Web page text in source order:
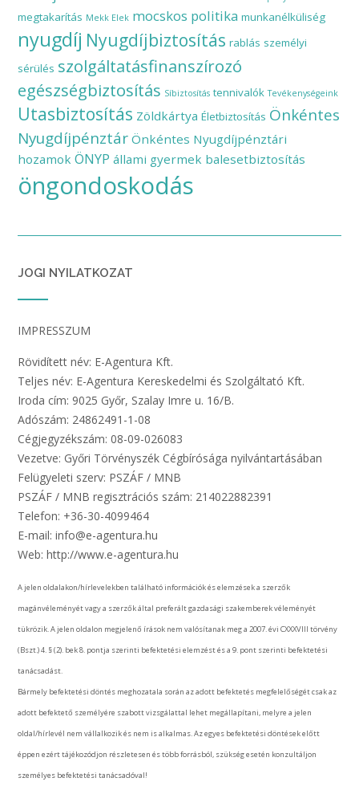
megtakarítás Mekk Elek mocskos politika munkanélküliség
nyugdíj Nyugdíjbiztosítás rablás személyi
sérülés szolgáltatásfinanszírozó
egészségbiztosítás Síbiztosítás tennivalók Tevékenységeink
Utasbiztosítás Zöldkártya Életbiztosítás Önkéntes
Nyugdíjpénztár Önkéntes Nyugdíjpénztári
hozamok ÖNYP állami gyermek balesetbiztosítás
öngondoskodás
JOGI NYILATKOZAT
IMPRESSZUM
Rövidített név: E-Agentura Kft.
Teljes név: E-Agentura Kereskedelmi és Szolgáltató Kft.
Iroda cím: 9025 Győr, Szalay Imre u. 16/B.
Adószám: 24862491-1-08
Cégjegyzékszám: 08-09-026083
Vezetve: Győri Törvényszék Cégbírósága nyilvántartásában
Felügyeleti szerv: PSZÁF / MNB
PSZÁF / MNB regisztrációs szám: 214022882391
Telefon: +36-30-4099464
E-mail: info@e-agentura.hu
Web: http://www.e-agentura.hu
A jelen oldalakon/hírlevelekben található információk és elemzések a szerzők
magánvéleményét vagy a szerzők által preferált gazdasági szakemberek véleményét
tükrözik. A jelen oldalon megjelenő írások nem valósítanak meg a 2007. évi CXXXVIII törvény
(Bszt.) 4. § (2). bek 8. pontja szerinti befektetési elemzést és a 9. pont szerinti befektetési
tanácsadást.
Bármely befektetési döntés meghozatala során az adott befektetés megfelelőségét csak az
adott befektető személyére szabott vizsgálattal lehet megállapítani, melyre a jelen
oldal/hírlevél nem vállalkozik és nem is alkalmas. Az egyes befektetési döntések előtt
éppen ezért tájékozódjon részletesen és több forrásból, szükség esetén konzultáljon
személyes befektetési tanácsadóval!